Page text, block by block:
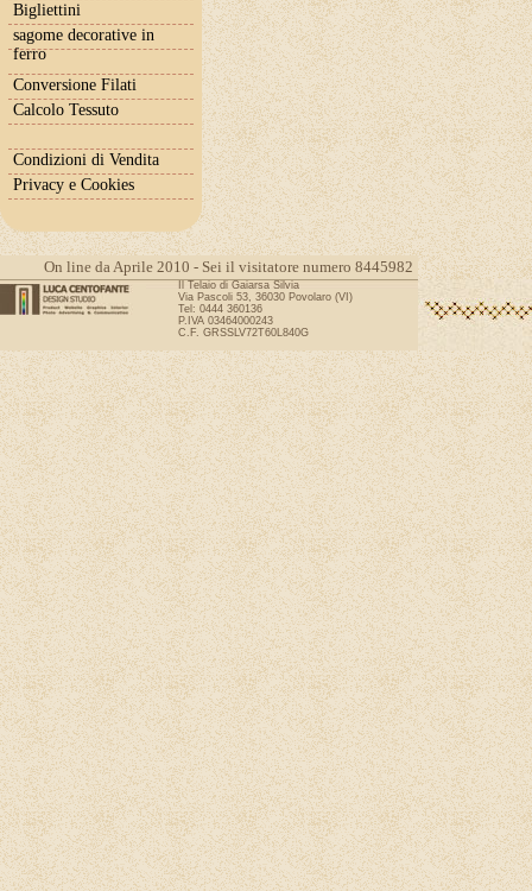
Bigliettini
sagome decorative in
ferro
Conversione Filati
Calcolo Tessuto
Condizioni di Vendita
Privacy e Cookies
On line da Aprile 2010 - Sei il visitatore numero 8445982
Il Telaio di Gaiarsa Silvia
Via Pascoli 53, 36030 Povolaro (VI)
Tel: 0444 360136
P.IVA 03464000243
C.F. GRSSLV72T60L840G